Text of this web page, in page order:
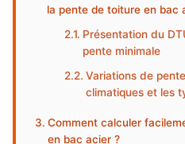
la pente de toiture en bac
Présentation du
pente minimale
Variations de
climatiques et les
Comment calculer
en bac acier ?